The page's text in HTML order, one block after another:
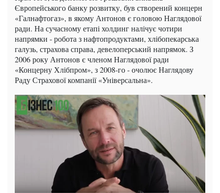
Європейського банку розвитку, був створений концерн
«Галнафтогаз», в якому Антонов є головою Наглядової
ради. На сучасному етапі холдинг налічує чотири
напрямки - робота з нафтопродуктами, хлібопекарська
галузь, страхова справа, девелоперський напрямок. З
2006 року Антонов є членом Наглядової ради
«Концерну Хлібпром», з 2008-го - очолює Наглядову
Раду Страхової компанії «Універсальна».